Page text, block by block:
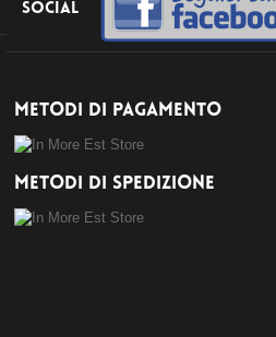
Social
METODI DI PAGAMENTO
METODI DI SPEDIZIONE